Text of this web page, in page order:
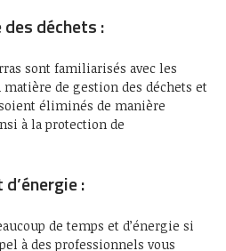
déchets :
sont familiarisés avec les
de gestion des déchets et
éliminés de manière
à la protection de
:
de temps et d’énergie si
à des professionnels vous